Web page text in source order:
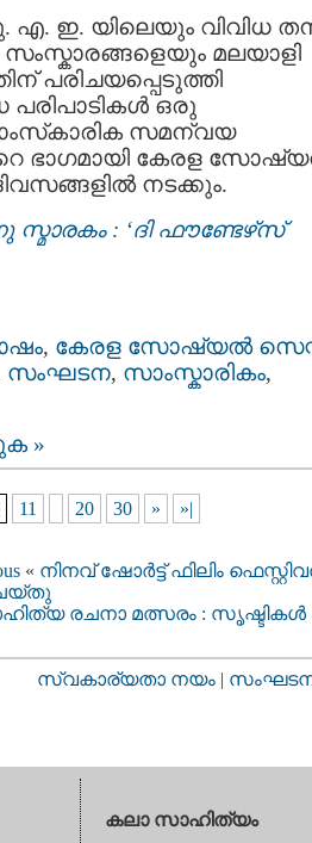
എ. ഇ. യിലെയും വിവിധ
മലയാളി
പരിചയപ്പെടുത്തി
പരിപാടികൾ ഒരു
സമന്വയ
ഭാഗമായി കേരള
നടക്കും.
: ‘ദി ഫൗണ്ടേഴ്‌സ്
, കേരള സോഷ്യല്‍
സംഘടന, സാംസ്കാരികം,
»
11 20 30 » »|
« നിനവ് ഷോര്‍ട്ട് ഫിലിം
രചനാ മത്സരം : സൃഷ്ടികള്‍
സ്വകാര്യതാ നയം |
കലാ സാഹിത്യം